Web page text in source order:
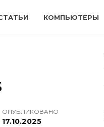
КОМПЬЮТЕРЫ
ОПУБЛИКОВАНО
17.10.2025